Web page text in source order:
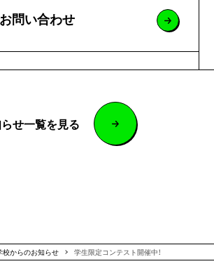
問い合わせ
せ一覧を見る
校からのお知らせ 学生限定コンテスト開催中！